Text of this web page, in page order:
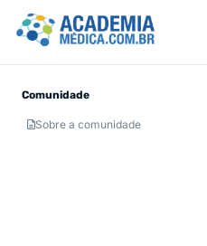
Comunidade
Sobre a comunidade